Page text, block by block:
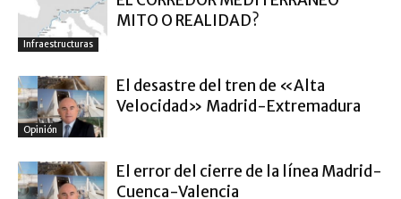
Infraestructuras
MITO O REALIDAD?
Opinión
El desastre del tren de «Alta
Velocidad» Madrid-Extremadura
El error del cierre de la línea Madrid-
Cuenca-Valencia